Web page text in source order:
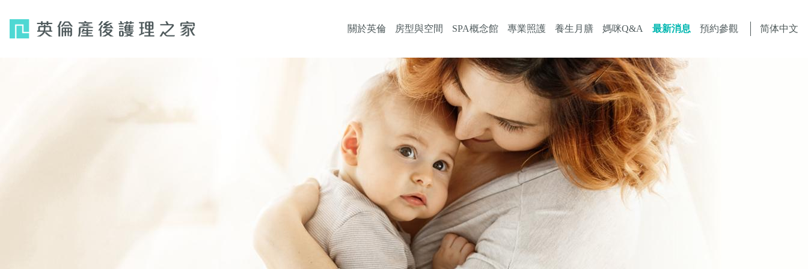
navigation
關於英倫 房型與空間 SPA概念館 專業照護 養生月膳 媽咪Q&A 最新消息 預約參觀 简体中文